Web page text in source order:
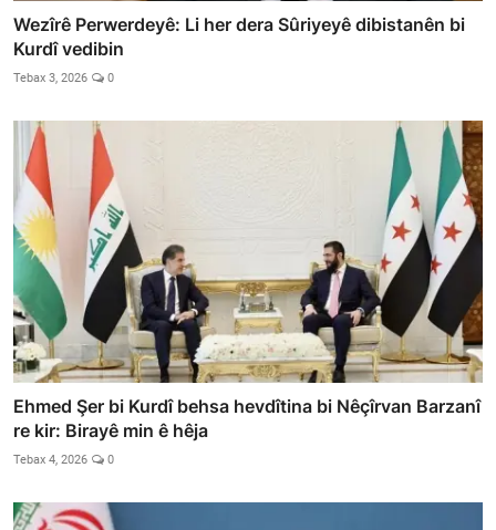
Wezîrê Perwerdeyê: Li her dera Sûriyeyê dibistanên bi
Kurdî vedibin
Tebax 3, 2026 0
Ehmed Şer bi Kurdî behsa hevdîtina bi Nêçîrvan Barzanî
re kir: Birayê min ê hêja
Tebax 4, 2026 0